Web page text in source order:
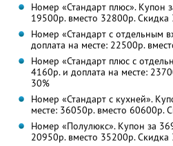
Номер «Стандарт плюс». Купон
19500р. вместо 32800р. Скидка
Номер «Стандарт с отдельным
доплата на месте: 22500р.
Номер «Стандарт плюс с
4160р. и доплата на месте:
30%
Номер «Стандарт с кухней».
месте: 36050р. вместо 60600р.
Номер «Полулюкс». Купон за
20950р. вместо 35200р. Скидка